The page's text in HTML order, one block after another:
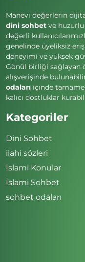
Manevi değerlerin
dini sohbet ve
değerli
genelinde üyeliksiz
deneyimi ve yüksek
Gönül birliği sağlayan
alışverişinde
odaları içinde
kalıcı dostluklar
Kategoriler
Dini Sohbet
ilahi sözleri
İslami Konular
İslami Sohbet
sohbet odaları